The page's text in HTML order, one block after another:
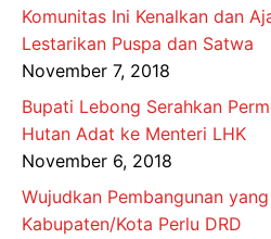
Komunitas Ini Kenalkan dan
Lestarikan Puspa dan Satwa
November 7, 2018
Bupati Lebong Serahkan
Hutan Adat ke Menteri LHK
November 6, 2018
Wujudkan Pembangunan
Kabupaten/Kota Perlu DRD